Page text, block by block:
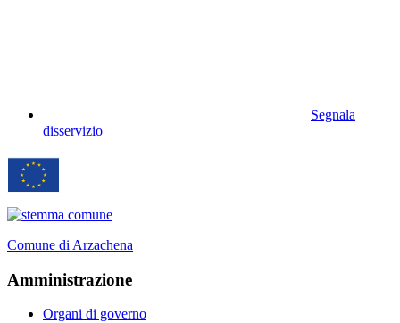
Segnala
disservizio
Comune di Arzachena
Amministrazione
Organi di governo